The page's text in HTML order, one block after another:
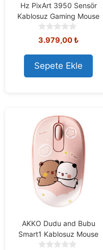
Hz PixArt 3950 Sensör
Kablosuz Gaming Mouse
0
o
u
t
o
f
3.979,00₺
Sepete Ekle
AKKO Dudu and Bubu
Smart1 Kablosuz Mouse